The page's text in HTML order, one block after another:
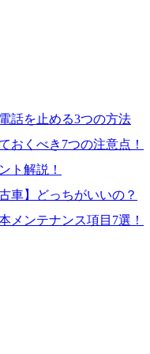
話を止める3つの方法
おくべき7つの注意点！
ト解説！
車】どっちがいいの？
メンテナンス項目7選！